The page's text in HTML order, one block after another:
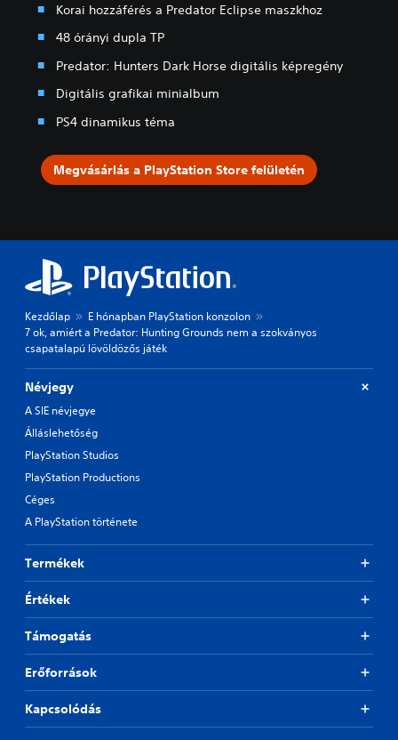
Korai hozzáférés a Predator Eclipse maszkhoz
48 órányi dupla TP
Predator: Hunters Dark Horse digitális képregény
Digitális grafikai minialbum
PS4 dinamikus téma
Megvásárlás a PlayStation Store felületén
Kezdőlap
E hónapban PlayStation konzolon
7 ok, amiért a Predator: Hunting Grounds nem a szokványos
csapatalapú lövöldözős játék
Névjegy
A SIE névjegye
Álláslehetőség
PlayStation Studios
PlayStation Productions
Céges
A PlayStation története
Termékek
Értékek
Támogatás
Erőforrások
Kapcsolódás